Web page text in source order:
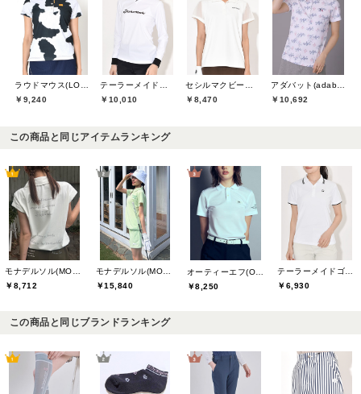
￥9,240
￥10,010
￥8,470
￥10,692
この商品と同じアイテムランキング
モナデルソル(MONA DELSOL)
￥8,712
モナデルソル(MONA DELSOL)
￥15,840
￥8,250
テーラーメイドゴルフ(TaylorMade Golf)
￥6,930
この商品と同じブランドランキング